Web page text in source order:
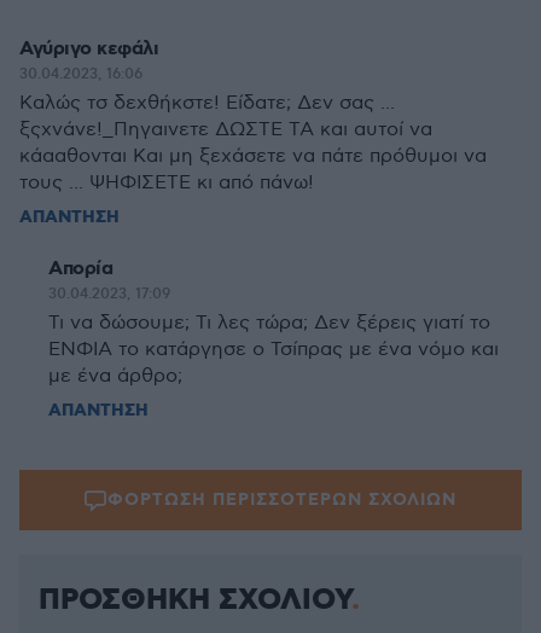
Αγύριγο κεφάλι
30.04.2023, 16:06
Καλώς τσ δεχθήκστε! Είδατε; Δεν σας ...
ξςχνάνε!_Πηγαινετε ΔΩΣΤΕ ΤΑ και αυτοί να
κάααθονται Και μη ξεχάσετε να πάτε πρόθυμοι να
τους ... ΨΗΦΙΣΕΤΕ κι από πάνω!
ΑΠΑΝΤΗΣΗ
Απορία
30.04.2023, 17:09
Τι να δώσουμε; Τι λες τώρα; Δεν ξέρεις γιατί το
ΕΝΦΙΑ το κατάργησε ο Τσίπρας με ένα νόμο και
με ένα άρθρο;
ΑΠΑΝΤΗΣΗ
ΦΟΡΤΩΣΗ ΠΕΡΙΣΣΟΤΕΡΩΝ ΣΧΟΛΙΩΝ
ΠΡΟΣΘΗΚΗ ΣΧΟΛΙΟΥ